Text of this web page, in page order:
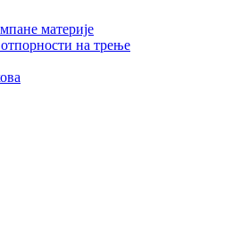
материје
на трење